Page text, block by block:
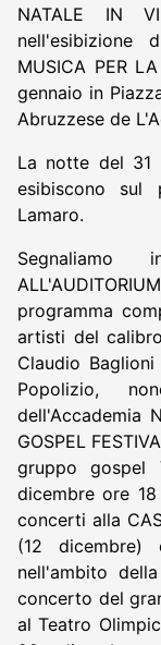
NATALE IN
nell'esibizione
MUSICA PER
gennaio in
Abruzzese de
La notte del 31
esibiscono sul
Lamaro.
Segnaliamo
programma
artisti del
Claudio
Popolizio,
dell'Accademia
GOSPEL
gruppo gospel
dicembre ore
concerti alla
(12 dicembre)
nell'ambito
concerto del
al Teatro